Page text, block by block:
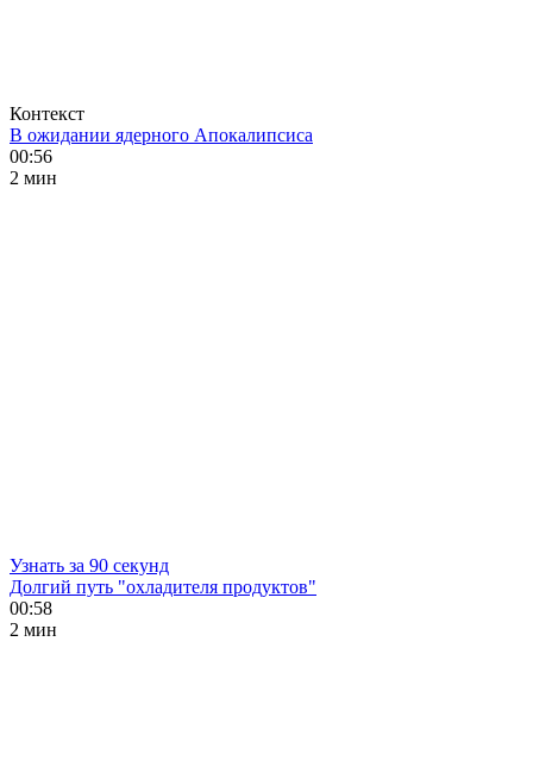
Контекст
В ожидании ядерного Апокалипсиса
00:56
2 мин
Узнать за 90 секунд
Долгий путь "охладителя продуктов"
00:58
2 мин